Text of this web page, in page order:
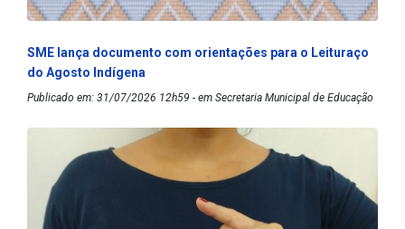
SME lança documento com orientações para o Leituraço
do Agosto Indígena
Publicado em: 31/07/2026 12h59 - em Secretaria Municipal de Educação